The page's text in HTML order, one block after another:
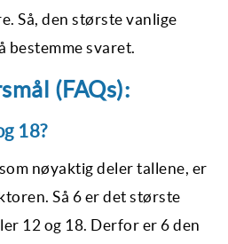
Så, den største vanlige
bestemme svaret.
(FAQs):
18?
nøyaktig deler tallene, er
Så 6 er det største
12 og 18. Derfor er 6 den